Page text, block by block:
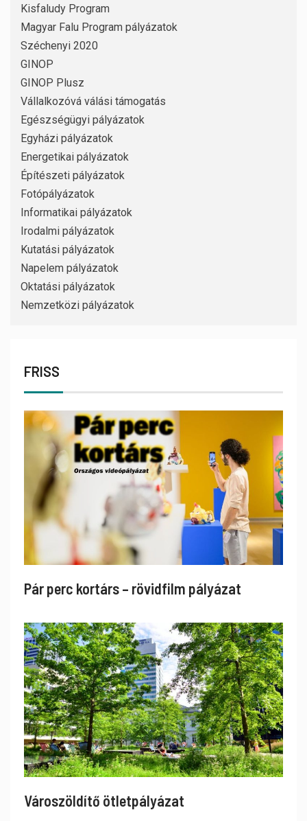
Kisfaludy Program
Magyar Falu Program pályázatok
Széchenyi 2020
GINOP
GINOP Plusz
Vállalkozóvá válási támogatás
Egészségügyi pályázatok
Egyházi pályázatok
Energetikai pályázatok
Építészeti pályázatok
Fotópályázatok
Informatikai pályázatok
Irodalmi pályázatok
Kutatási pályázatok
Napelem pályázatok
Oktatási pályázatok
Nemzetközi pályázatok
FRISS
Pár perc kortárs – rövidfilm pályázat
Városzöldítő ötletpályázat